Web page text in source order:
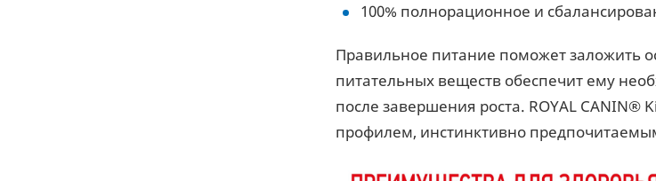
100% полнорационное и
Правильное питание поможет заложить
питательных веществ обеспечит ему
после завершения роста. ROYAL
профилем, инстинктивно